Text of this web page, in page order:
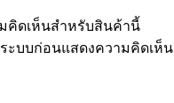
คิดเห็นสำหรับสินค้านี้
ะบบก่อนแสดงความคิดเห็น